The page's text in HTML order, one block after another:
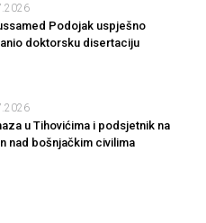
Podojak uspješno
doktorsku disertaciju
u Tihovićima i podsjetnik na
nad bošnjačkim civilima